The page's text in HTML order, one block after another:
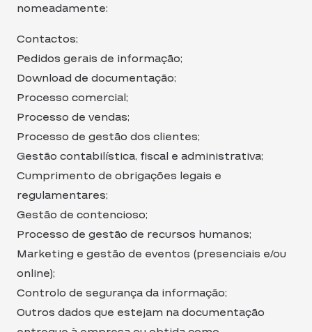
nomeadamente:
Contactos;
Pedidos gerais de informação;
Download de documentação;
Processo comercial;
Processo de vendas;
Processo de gestão dos clientes;
Gestão contabilística, fiscal e administrativa;
Cumprimento de obrigações legais e
regulamentares;
Gestão de contencioso;
Processo de gestão de recursos humanos;
Marketing e gestão de eventos (presenciais e/ou
online);
Controlo de segurança da informação;
Outros dados que estejam na documentação